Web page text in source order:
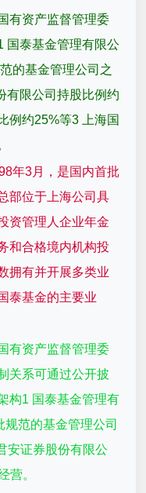
有资产监督管理委
国泰基金管理有限公
的基金管理公司之
有限公司持股比例约
例约25%等3 上海国
年3月，是国内首批
部位于上海公司具
资管理人企业年金
和合格境内机构投
拥有并开展多类业
泰基金的主要业
有资产监督管理委
关系可通过公开披
构1 国泰基金管理有
范的基金管理公司
安证券股份有限公
营。